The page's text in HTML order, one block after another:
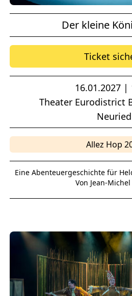
Der kleine
Ticket
16.01.2027 |
Theater Eurodistrict
Neuried
Allez Hop
Eine Abenteuergeschichte für
Von Jean-